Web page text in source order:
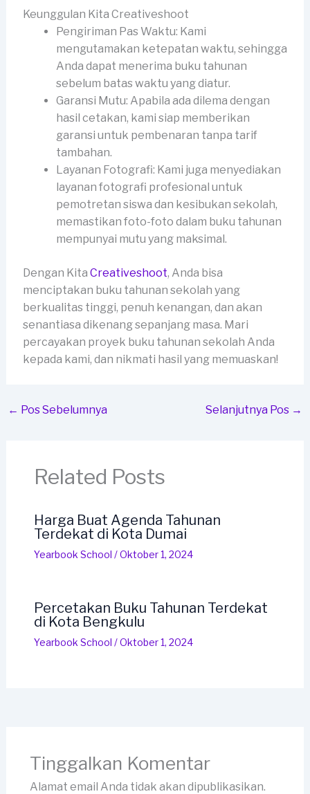
Keunggulan Kita Creativeshoot
Pengiriman Pas Waktu: Kami
mengutamakan ketepatan waktu, sehingga
Anda dapat menerima buku tahunan
sebelum batas waktu yang diatur.
Garansi Mutu: Apabila ada dilema dengan
hasil cetakan, kami siap memberikan
garansi untuk pembenaran tanpa tarif
tambahan.
Layanan Fotografi: Kami juga menyediakan
layanan fotografi profesional untuk
pemotretan siswa dan kesibukan sekolah,
memastikan foto-foto dalam buku tahunan
mempunyai mutu yang maksimal.
Dengan Kita Creativeshoot, Anda bisa
menciptakan buku tahunan sekolah yang
berkualitas tinggi, penuh kenangan, dan akan
senantiasa dikenang sepanjang masa. Mari
percayakan proyek buku tahunan sekolah Anda
kepada kami, dan nikmati hasil yang memuaskan!
← Pos Sebelumnya Selanjutnya Pos →
Related Posts
Harga Buat Agenda Tahunan
Terdekat di Kota Dumai
Yearbook School /Oktober 1, 2024
Percetakan Buku Tahunan Terdekat
di Kota Bengkulu
Yearbook School /Oktober 1, 2024
Tinggalkan Komentar
Alamat email Anda tidak akan dipublikasikan.